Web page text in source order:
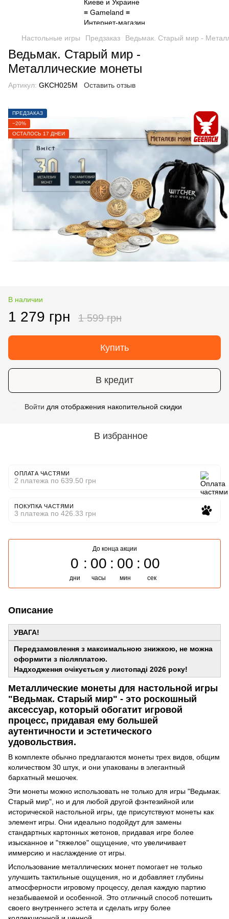
Настольные игры Предзаказ Ведьмак. Старый мир -
Ведьмак. Старый мир -
Металлические монеты
Артикул: GKCH025M Оставить отзыв
ПРЕДЗАКАЗ
−20%
ОСТАЛОСЬ 17 ДНЕЙ
В наличии
1 279 грн 1 599 грн
Купить
В кредит
Войти для отображения накопительной скидки
В избранное
ОПЛАТА ЧАСТЯМИ
2 платежа по 639.50 грн
ПОКУПКА ЧАСТЯМИ
3 платежа по 426.33 грн
До конца акции
0
дни
00
часы
00
мин
00
сек
Описание
УВАГА!
Передзамовлення з максимальною знижкою, не можна
оформити з післяплатою.
Надходження очікується у листопаді 2026 року!
Металлические монеты для настольной игры
"Ведьмак. Старый мир" - это роскошный
аксессуар, который обогатит игровой
процесс, придавая ему большей
аутентичности и эстетического
удовольствия.
В комплекте обычно предлагаются монеты трех видов, общим
количеством 30 штук, и они упакованы в элегантный
бархатный мешочек.
Эти монеты можно использовать не только для игры "Ведьмак.
Старый мир", но и для любой другой фэнтезийной или
исторической настольной игры, где присутствуют монеты как
элемент игры. Они идеально подойдут для замены
стандартных картонных жетонов, придавая игре более
изысканное и "тяжелое" ощущение, что увеличивает
иммерсию и наслаждение от игры.
Использование металлических монет помогает не только
улучшить тактильные ощущения, но и добавляет глубины
атмосферности игровому процессу, делая каждую партию
незабываемой и особенной. Это отличный способ потешить
своего внутреннего эстета и сделать игру более